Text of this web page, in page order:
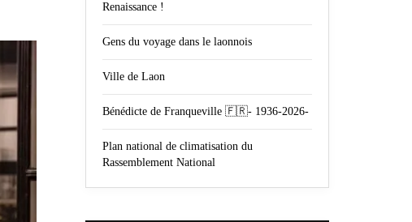
Renaissance !
Gens du voyage dans le laonnois
Ville de Laon
Bénédicte de Franqueville 🇫🇷- 1936-2026-
Plan national de climatisation du
Rassemblement National